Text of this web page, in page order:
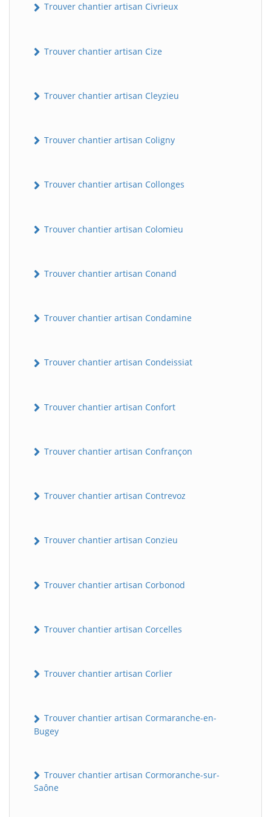
Trouver chantier artisan Civrieux
Trouver chantier artisan Cize
Trouver chantier artisan Cleyzieu
Trouver chantier artisan Coligny
Trouver chantier artisan Collonges
Trouver chantier artisan Colomieu
Trouver chantier artisan Conand
Trouver chantier artisan Condamine
Trouver chantier artisan Condeissiat
Trouver chantier artisan Confort
Trouver chantier artisan Confrançon
Trouver chantier artisan Contrevoz
Trouver chantier artisan Conzieu
Trouver chantier artisan Corbonod
Trouver chantier artisan Corcelles
Trouver chantier artisan Corlier
Trouver chantier artisan Cormaranche-en-
Bugey
Trouver chantier artisan Cormoranche-sur-
Saône